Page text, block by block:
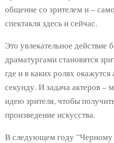
общение со зрителем и –
спектакля здесь и сейчас.
Это увлекательное действие
драматургами становятся
где и в каких ролях
секунду. И задача актеров –
идею зрителя, чтобы
произведение искусства.
В следующем году “Черному